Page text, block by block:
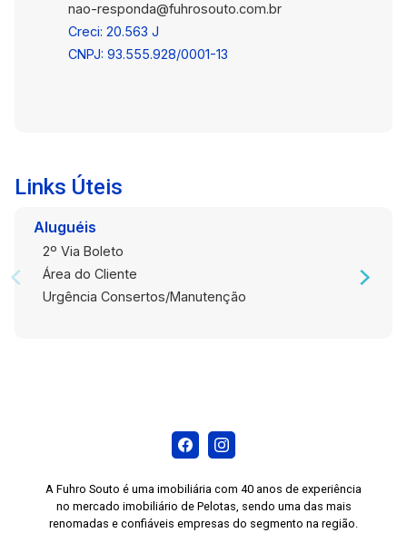
nao-responda@fuhrosouto.com.br
Creci: 20.563 J
CNPJ: 93.555.928/0001-13
Links Úteis
Aluguéis
2º Via Boleto
Área do Cliente
Urgência Consertos/Manutenção
A Fuhro Souto é uma imobiliária com 40 anos de experiência
no mercado imobiliário de Pelotas, sendo uma das mais
renomadas e confiáveis empresas do segmento na região.